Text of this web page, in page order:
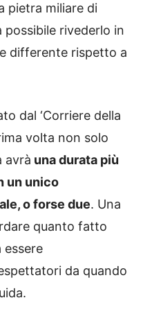
pietra miliare di
possibile rivederlo in
differente rispetto a
dal ‘Corriere della
volta non solo
avrà una durata più
un unico
o forse due. Una
quanto fatto
essere
da quando